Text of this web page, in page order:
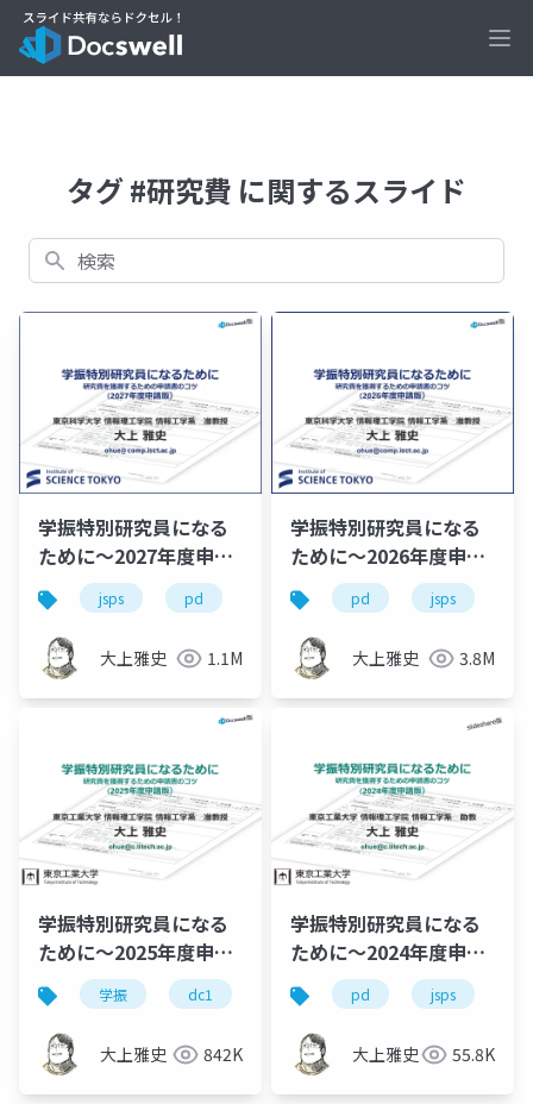
タグ #研究費 に関するスライド
検索
学振特別研究員になる
ために～2027年度申請
版
jsps pd dc1 dc2
大上雅史 1.1M
学振特別研究員になる
ために～2026年度申請
版
pd jsps
大上雅史 3.8M
学振特別研究員になる
ために～2025年度申請
版
学振 dc1 dc2 jsps pd
大上雅史 842K
学振特別研究員になる
ために～2024年度申請
版
pd jsps
大上雅史 55.8K